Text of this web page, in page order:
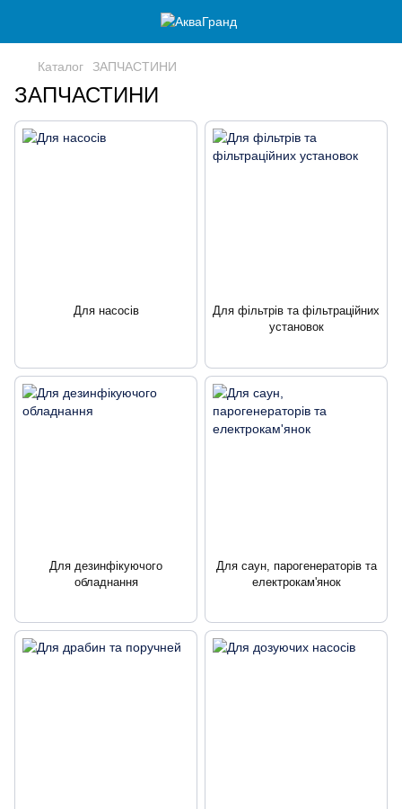
Каталог ЗАПЧАСТИНИ
ЗАПЧАСТИНИ
Для насосів
Для фільтрів та фільтраційних
установок
Для дезинфікуючого
обладнання
Для саун, парогенераторів та
електрокам'янок